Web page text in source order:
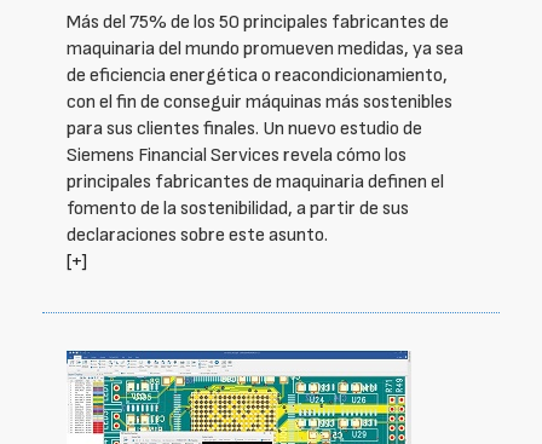
Más del 75% de los 50 principales fabricantes de
maquinaria del mundo promueven medidas, ya sea
de eficiencia energética o reacondicionamiento,
con el fin de conseguir máquinas más sostenibles
para sus clientes finales. Un nuevo estudio de
Siemens Financial Services revela cómo los
principales fabricantes de maquinaria definen el
fomento de la sostenibilidad, a partir de sus
declaraciones sobre este asunto.
[+]